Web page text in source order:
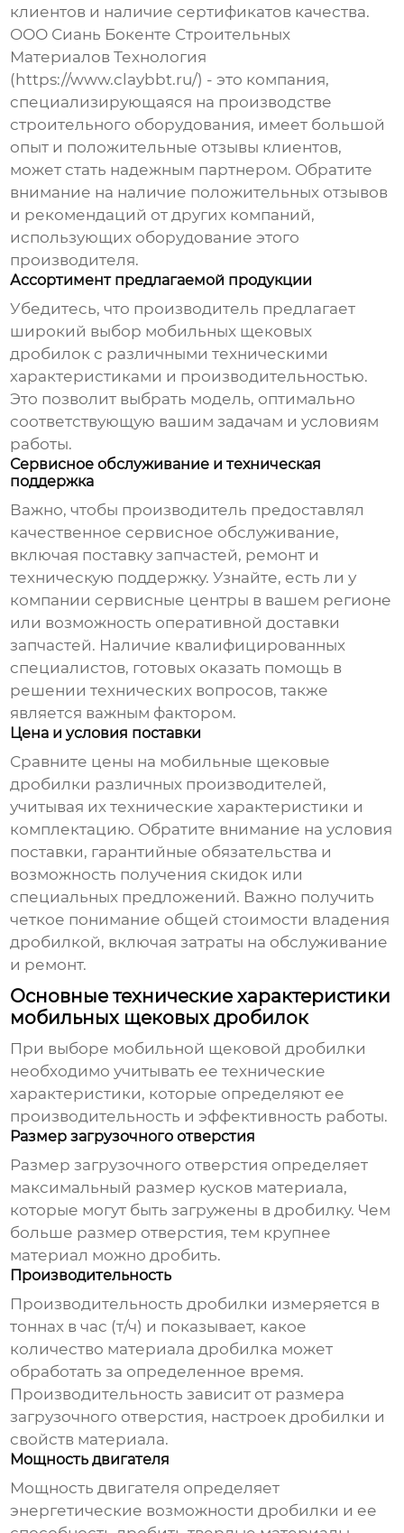
клиентов и наличие сертификатов качества.
ООО Сиань Бокенте Строительных
Материалов Технология
( https://www.claybbt.ru/) - это компания,
специализирующаяся на производстве
строительного оборудования, имеет большой
опыт и положительные отзывы клиентов,
может стать надежным партнером. Обратите
внимание на наличие положительных отзывов
и рекомендаций от других компаний,
использующих оборудование этого
производителя.
Ассортимент предлагаемой продукции
Убедитесь, что производитель предлагает
широкий выбор мобильных щековых
дробилок с различными техническими
характеристиками и производительностью.
Это позволит выбрать модель, оптимально
соответствующую вашим задачам и условиям
работы.
Сервисное обслуживание и техническая
поддержка
Важно, чтобы производитель предоставлял
качественное сервисное обслуживание,
включая поставку запчастей, ремонт и
техническую поддержку. Узнайте, есть ли у
компании сервисные центры в вашем регионе
или возможность оперативной доставки
запчастей. Наличие квалифицированных
специалистов, готовых оказать помощь в
решении технических вопросов, также
является важным фактором.
Цена и условия поставки
Сравните цены на мобильные щековые
дробилки различных производителей,
учитывая их технические характеристики и
комплектацию. Обратите внимание на условия
поставки, гарантийные обязательства и
возможность получения скидок или
специальных предложений. Важно получить
четкое понимание общей стоимости владения
дробилкой, включая затраты на обслуживание
и ремонт.
Основные технические характеристики
мобильных щековых дробилок
При выборе мобильной щековой дробилки
необходимо учитывать ее технические
характеристики, которые определяют ее
производительность и эффективность работы.
Размер загрузочного отверстия
Размер загрузочного отверстия определяет
максимальный размер кусков материала,
которые могут быть загружены в дробилку. Чем
больше размер отверстия, тем крупнее
материал можно дробить.
Производительность
Производительность дробилки измеряется в
тоннах в час (т/ч) и показывает, какое
количество материала дробилка может
обработать за определенное время.
Производительность зависит от размера
загрузочного отверстия, настроек дробилки и
свойств материала.
Мощность двигателя
Мощность двигателя определяет
энергетические возможности дробилки и ее